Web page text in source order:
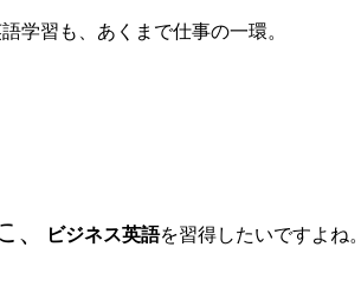
学習も、あくまで仕事の一環。
ビジネス英語を習得したいですよね。